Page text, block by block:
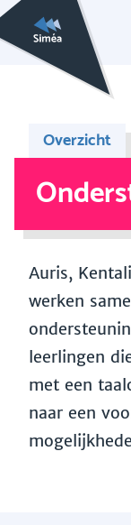
Overzicht
Auris,
werken
leerlingen
met een
naar een